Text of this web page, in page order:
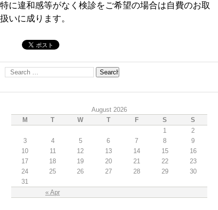
特に違和感等がなく検診をご希望の場合は自費のお取
扱いに成ります。
August 2026
M
T W T F S S
« Apr
1
2
3
4 5 6 7 8
9
10
11 12 13 14 15
16
17
18 19 20 21 22
23
24
25 26 27 28 29
30
31